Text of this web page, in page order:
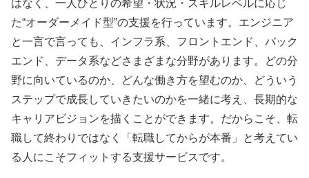
はなく、一人ひとりの希望・状況・スキルレベルに応じ
た“オーダーメイド型”の支援を行っています。エンジニア
と一言で言っても、インフラ系、フロントエンド、バック
エンド、データ系などさまざまな分野があります。どの分
野に向いているのか、どんな働き方を望むのか、どういう
ステップで成長していきたいのかを一緒に考え、長期的な
キャリアビジョンを描くことができます。だからこそ、転
職して終わりではなく「転職してからが本番」と考えてい
る人にこそフィットする支援サービスです。